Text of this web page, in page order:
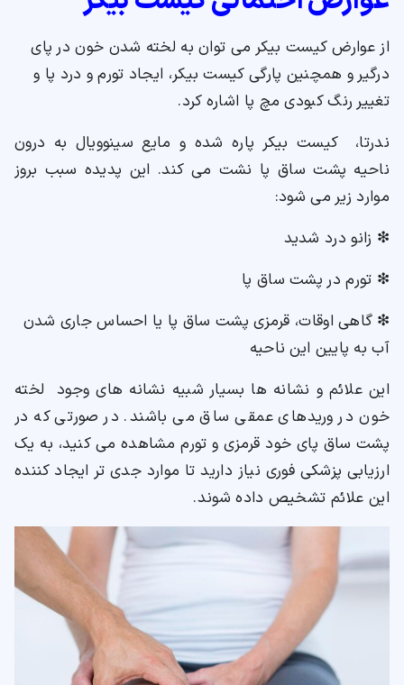
از عوارض کیست بیکر می توان به لخته شدن خون در پای
درگیر و همچنین پارگی کیست بیکر، ایجاد تورم و درد پا و
تغییر رنگ کبودی مچ پا اشاره کرد.
ندرتا، کیست بیکر پاره شده و مایع سینوویال به درون
ناحیه پشت ساق پا نشت می کند. این پدیده سبب بروز
موارد زیر می شود:
❇ زانو درد شدید
❇ تورم در پشت ساق پا
❇ گاهی اوقات، قرمزی پشت ساق پا یا احساس جاری شدن
آب به پایین این ناحیه
این علائم و نشانه ها بسیار شبیه نشانه های وجود لخته
خون در وریدهای عمقی ساق می باشند. در صورتی که در
پشت ساق پای خود قرمزی و تورم مشاهده می کنید، به یک
ارزیابی پزشکی فوری نیاز دارید تا موارد جدی تر ایجاد کننده
این علائم تشخیص داده شوند.